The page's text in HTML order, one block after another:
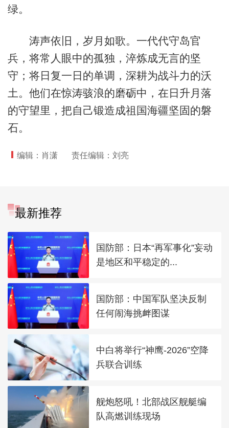
绿。
涛声依旧，岁月如歌。一代代守岛官
兵，将常人眼中的孤独，淬炼成无言的坚
守；将日复一日的单调，深耕为战斗力的沃
土。他们在惊涛骇浪的磨砺中，在日升月落
的守望里，把自己锻造成祖国海疆坚固的磐
石。
编辑：肖潇 责任编辑：刘亮
最新推荐
国防部：日本“再军事化”妄动
是地区和平稳定的...
国防部：中国军队坚决反制
任何闹海挑衅图谋
中白将举行“神鹰-2026”空降
兵联合训练
舰炮怒吼！北部战区舰艇编
队高燃训练现场